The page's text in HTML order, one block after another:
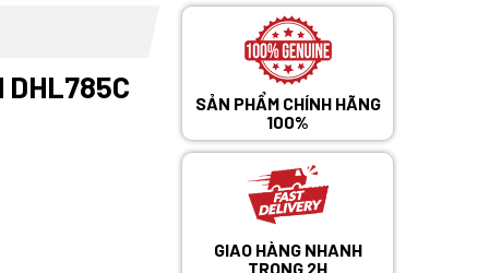
DHL785C
SẢN PHẨM CHÍNH HÃNG
100%
GIAO HÀNG NHANH
TRONG 2H